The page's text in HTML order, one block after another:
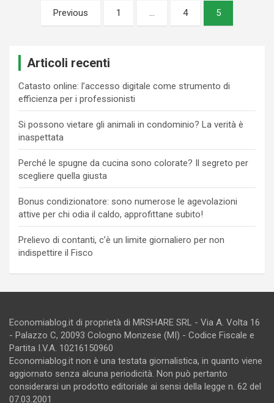
Paginazione
degli
Previous 1 … 4 5
Articoli recenti
Catasto online: l’accesso digitale come strumento di
efficienza per i professionisti
Si possono vietare gli animali in condominio? La verità è
inaspettata
Perché le spugne da cucina sono colorate? Il segreto per
scegliere quella giusta
Bonus condizionatore: sono numerose le agevolazioni
attive per chi odia il caldo, approfittane subito!
Prelievo di contanti, c’è un limite giornaliero per non
indispettire il Fisco
Economiablog.it di proprietà di MRSHARE SRL - Via A. Volta 16
- Palazzo C, 20093 Cologno Monzese (MI) - Codice Fiscale e
Partita I.V.A. 10216150960
Economiablog.it non è una testata giornalistica, in quanto viene
aggiornato senza alcuna periodicità. Non può pertanto
considerarsi un prodotto editoriale ai sensi della legge n. 62 del
07.03.2001